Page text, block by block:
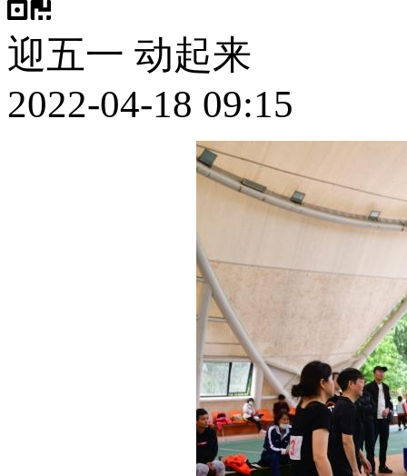
迎五一 动起来
2022-04-18 09:15